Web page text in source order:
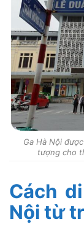
Ga Hà Nội
tượng cho
Cách
Nội từ